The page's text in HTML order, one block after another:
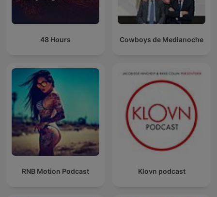
48 Hours Cowboys de Medianoche
RNB Motion Podcast Klovn podcast